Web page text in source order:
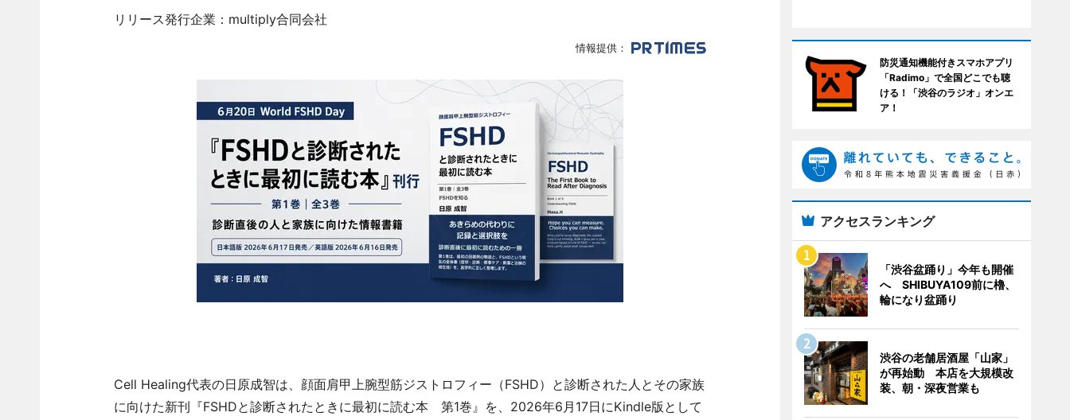
リリース発行企業：multiply合同会社
情報提供：
Cell Healing代表の日原成智は、顔面肩甲上腕型筋ジストロフィー（FSHD）と診断された人とその家族
に向けた新刊『FSHDと診断されたときに最初に読む本 第1巻』を、2026年6月17日にKindle版として
防災通知機能付きスマホアプリ
「Radimo」で全国どこでも聴
ける！「渋谷のラジオ」オンエ
ア！
アクセスランキング
「渋谷盆踊り」今年も開催
へ SHIBUYA109前に櫓、
輪になり盆踊り
渋谷の老舗居酒屋「山家」
が再始動 本店を大規模改
装、朝・深夜営業も